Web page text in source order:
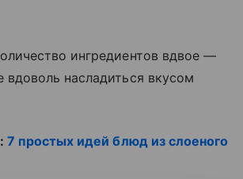
ингредиентов вдвое —
насладиться вкусом
7 простых идей блюд из слоеного